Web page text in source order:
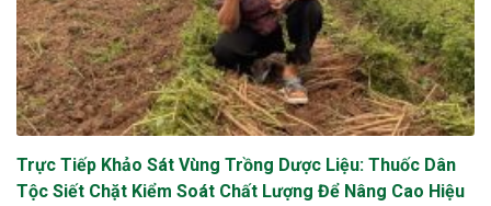
Trực Tiếp Khảo Sát Vùng Trồng Dược Liệu: Thuốc Dân
Tộc Siết Chặt Kiểm Soát Chất Lượng Để Nâng Cao Hiệu